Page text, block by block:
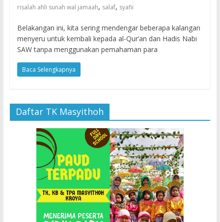
risalah ahli sunah wal jamaah, salaf, syafii
Belakangan ini, kita sering mendengar beberapa kalangan
menyeru untuk kembali kepada al-Qur’an dan Hadis Nabi
SAW tanpa menggunakan pemahaman para
Baca Selengkapnya
Daftar TK Masyithoh